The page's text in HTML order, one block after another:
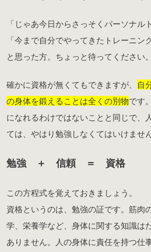
「じゃあ今日からさっそくパーソナル
「今まで自分でやってきたトレーニン
と思った方。ちょっと待ってください。
確かに資格が無くてもできますが、
自
の身体を鍛えることは全くの別物です
になれるわけではないことと同じで、
ては、やはり勉強しなくてはいけません
勉強 ＋ 信頼 ＝ 資格
この方程式を覚えておきましょう。
資格というのは、勉強の証です。筋肉
学、栄養学など、身体に関する知識は
ありません。人の身体に責任を持つ仕